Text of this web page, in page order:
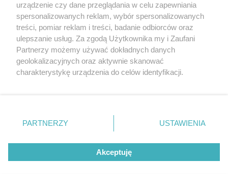
PIŁKA NOŻNA
Górnik Zabrze pewnie wygrywa z
Radomiakiem. Dwa gole Petera
Gonzaleza
urządzenie czy dane przeglądania w celu zapewniania
spersonalizowanych reklam, wybór spersonalizowanych
treści, pomiar reklam i treści, badanie odbiorców oraz
ulepszanie usług. Za zgodą Użytkownika my i Zaufani
Partnerzy możemy używać dokładnych danych
geolokalizacyjnych oraz aktywnie skanować
charakterystykę urządzenia do celów identyfikacji.
zmienić/wycofać klikając przycisk ustawień prywatności
znajdujący się w lewym dolnym rogu strony
rodzaje przetwarzania danych nie wymagają zgody
użytkownika, ale masz prawo sprzeciwić się takiemu
przetwarzaniu. Preferencje będą miały zastosowanie tylko
PARTNERZY USTAWIENIA
Akceptuję